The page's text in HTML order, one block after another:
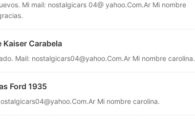
Mi mail: nostalgicars 04@ yahoo.Com.Ar Mi nombre
Kaiser Carabela
Mail: nostalgicars04@yahoo.Com.Ar Mi nombre carolina.
Ford 1935
Mi nombre carolina.